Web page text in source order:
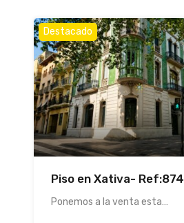
Destacado
Piso en Xativa- Ref:874
Ponemos a la venta esta…